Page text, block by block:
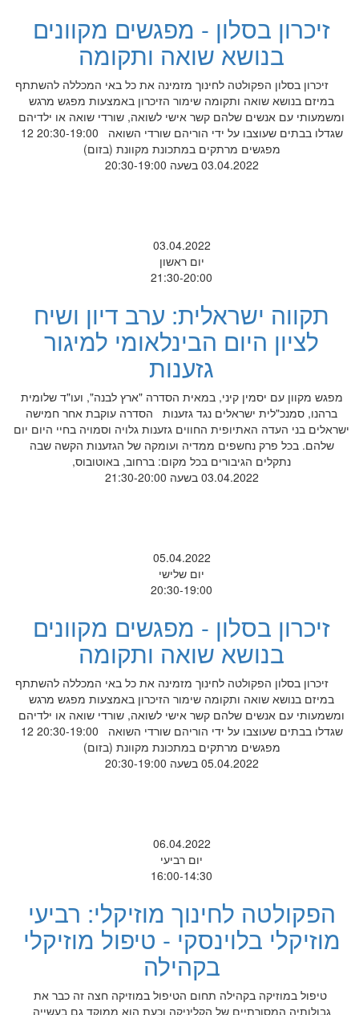
זיכרון בסלון - מפגשים מקוונים
בנושא שואה ותקומה
זיכרון בסלון הפקולטה לחינוך מזמינה את כל באי המכללה להשתתף
במיזם בנושא שואה ותקומה שימור הזיכרון באמצעות מפגש מרגש
ומשמעותי עם אנשים שלהם קשר אישי לשואה, שורדי שואה או ילדיהם
שגדלו בבתים שעוצבו על ידי הוריהם שורדי השואה 20:30-19:00 12
מפגשים מרתקים במתכונת מקוונת (בזום)
03.04.2022 בשעה 20:30-19:00
03.04.2022
יום ראשון
21:30-20:00
תקווה ישראלית: ערב דיון ושיח
לציון היום הבינלאומי למיגור
גזענות
מפגש מקוון עם יסמין קיני, במאית הסדרה "ארץ לבנה", ועו"ד שלומית
ברהנו, סמנכ"לית ישראלים נגד גזענות הסדרה עוקבת אחר חמישה
ישראלים בני העדה האתיופית החווים גזענות גלויה וסמויה בחיי היום יום
שלהם. בכל פרק נחשפים ממדיה ועומקה של הגזענות הקשה שבה
נתקלים הגיבורים בכל מקום: ברחוב, באוטובוס,
03.04.2022 בשעה 21:30-20:00
05.04.2022
יום שלישי
20:30-19:00
זיכרון בסלון - מפגשים מקוונים
בנושא שואה ותקומה
זיכרון בסלון הפקולטה לחינוך מזמינה את כל באי המכללה להשתתף
במיזם בנושא שואה ותקומה שימור הזיכרון באמצעות מפגש מרגש
ומשמעותי עם אנשים שלהם קשר אישי לשואה, שורדי שואה או ילדיהם
שגדלו בבתים שעוצבו על ידי הוריהם שורדי השואה 20:30-19:00 12
מפגשים מרתקים במתכונת מקוונת (בזום)
05.04.2022 בשעה 20:30-19:00
06.04.2022
יום רביעי
16:00-14:30
הפקולטה לחינוך מוזיקלי: רביעי
מוזיקלי בלוינסקי - טיפול מוזיקלי
בקהילה
טיפול במוזיקה בקהילה תחום הטיפול במוזיקה חצה זה כבר את
גבולותיה המסורתיים של הקליניקה וכעת הוא ממוקד גם בעשייה